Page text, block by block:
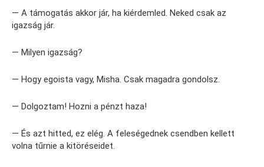
— A támogatás akkor jár, ha kiérdemled. Neked csak az
igazság jár.
— Milyen igazság?
— Hogy egoista vagy, Misha. Csak magadra gondolsz.
— Dolgoztam! Hozni a pénzt haza!
— És azt hitted, ez elég. A feleségednek csendben kellett
volna tűrnie a kitöréseidet.